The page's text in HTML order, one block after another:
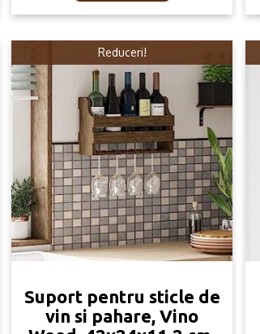
Reduceri!
Suport pentru sticle de
vin si pahare, Vino